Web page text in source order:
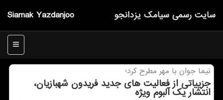
Siamak Yazdanjoo سایت رسمی سیامك یزدانجو
منو
نیما جوان با مهر مطرح كرد؛
جزییاتی از فعالیت های جدید فریدون شهبازیان،
انتشار یك آلبوم ویژه